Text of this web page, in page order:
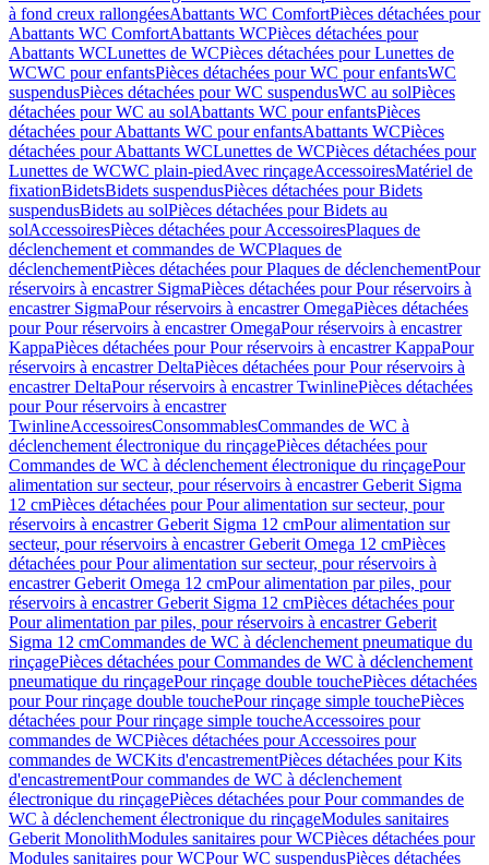
à fond creux rallongéesAbattants WC ComfortPièces détachées pour
Abattants WC ComfortAbattants WCPièces détachées pour
Abattants WCLunettes de WCPièces détachées pour Lunettes de
WCWC pour enfantsPièces détachées pour WC pour enfantsWC
suspendusPièces détachées pour WC suspendusWC au solPièces
détachées pour WC au solAbattants WC pour enfantsPièces
détachées pour Abattants WC pour enfantsAbattants WCPièces
détachées pour Abattants WCLunettes de WCPièces détachées pour
Lunettes de WCWC plain-piedAvec rinçageAccessoiresMatériel de
fixationBidetsBidets suspendusPièces détachées pour Bidets
suspendusBidets au solPièces détachées pour Bidets au
solAccessoiresPièces détachées pour AccessoiresPlaques de
déclenchement et commandes de WCPlaques de
déclenchementPièces détachées pour Plaques de déclenchementPour
réservoirs à encastrer SigmaPièces détachées pour Pour réservoirs à
encastrer SigmaPour réservoirs à encastrer OmegaPièces détachées
pour Pour réservoirs à encastrer OmegaPour réservoirs à encastrer
KappaPièces détachées pour Pour réservoirs à encastrer KappaPour
réservoirs à encastrer DeltaPièces détachées pour Pour réservoirs à
encastrer DeltaPour réservoirs à encastrer TwinlinePièces détachées
pour Pour réservoirs à encastrer
TwinlineAccessoiresConsommablesCommandes de WC à
déclenchement électronique du rinçagePièces détachées pour
Commandes de WC à déclenchement électronique du rinçagePour
alimentation sur secteur, pour réservoirs à encastrer Geberit Sigma
12 cmPièces détachées pour Pour alimentation sur secteur, pour
réservoirs à encastrer Geberit Sigma 12 cmPour alimentation sur
secteur, pour réservoirs à encastrer Geberit Omega 12 cmPièces
détachées pour Pour alimentation sur secteur, pour réservoirs à
encastrer Geberit Omega 12 cmPour alimentation par piles, pour
réservoirs à encastrer Geberit Sigma 12 cmPièces détachées pour
Pour alimentation par piles, pour réservoirs à encastrer Geberit
Sigma 12 cmCommandes de WC à déclenchement pneumatique du
rinçagePièces détachées pour Commandes de WC à déclenchement
pneumatique du rinçagePour rinçage double touchePièces détachées
pour Pour rinçage double touchePour rinçage simple touchePièces
détachées pour Pour rinçage simple toucheAccessoires pour
commandes de WCPièces détachées pour Accessoires pour
commandes de WCKits d'encastrementPièces détachées pour Kits
d'encastrementPour commandes de WC à déclenchement
électronique du rinçagePièces détachées pour Pour commandes de
WC à déclenchement électronique du rinçageModules sanitaires
Geberit MonolithModules sanitaires pour WCPièces détachées pour
Modules sanitaires pour WCPour WC suspendusPièces détachées